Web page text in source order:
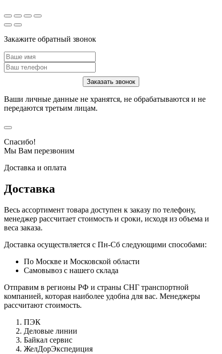
Закажите обратный звонок
Ваши личные данные не хранятся, не обрабатываются и не
передаются третьим лицам.
Спасибо!
Мы Вам перезвоним
Доставка и оплата
Доставка
Весь ассортимент товара доступен к заказу по телефону,
менеджер рассчитает стоимость и сроки, исходя из объема и
веса заказа.
Доставка осуществляется с Пн-Сб следующими способами:
По Москве и Московской области
Самовывоз с нашего склада
Отправим в регионы РФ и страны СНГ транспортной
компанией, которая наиболее удобна для вас. Менеджеры
рассчитают стоимость.
ПЭК
Деловые линии
Байкал сервис
ЖелДорЭкспедиция